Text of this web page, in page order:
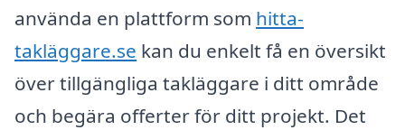
använda en plattform som hitta-
takläggare.se kan du enkelt få en översikt
över tillgängliga takläggare i ditt område
och begära offerter för ditt projekt. Det